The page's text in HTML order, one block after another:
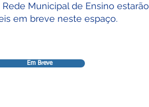
Municipal de Ensino estarão
em breve neste espaço.
Em Breve